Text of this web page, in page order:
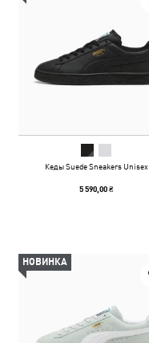
Кеды Suede Sneakers Unisex
5 590,00 ₴
НОВИНКА